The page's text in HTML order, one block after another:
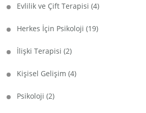
Evlilik ve Çift Terapisi (4)
Herkes İçin Psikoloji (19)
İlişki Terapisi (2)
Kişisel Gelişim (4)
Psikoloji (2)